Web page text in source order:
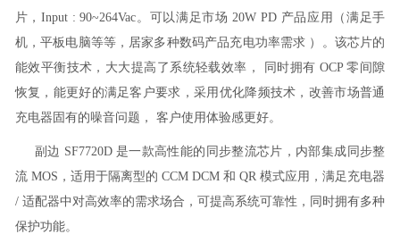
片，Input : 90~264Vac。可以满足市场 20W PD 产品应用（满足手
机，平板电脑等等，居家多种数码产品充电功率需求 ）。该芯片的
能效平衡技术，大大提高了系统轻载效率， 同时拥有 OCP 零间隙
恢复，能更好的满足客户要求，采用优化降频技术，改善市场普通
充电器固有的噪音问题， 客户使用体验感更好。
副边 SF7720D 是一款高性能的同步整流芯片，内部集成同步整
流 MOS，适用于隔离型的 CCM DCM 和 QR 模式应用，满足充电器
/ 适配器中对高效率的需求场合，可提高系统可靠性，同时拥有多种
保护功能。